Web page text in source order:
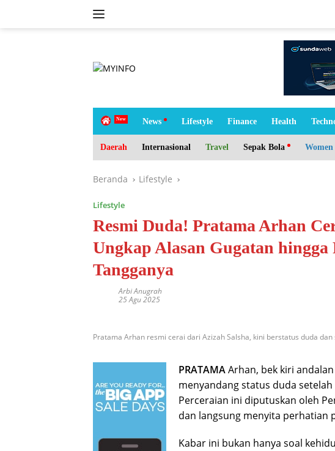
H
e
News Lifestyle Finance Health
Daerah Internasional Travel Sepak Bola Women
Beranda Lifestyle
Lifestyle
Resmi Duda! Pratama Arhan
Ungkap Alasan Gugatan
Tangganya
Arbi Anugrah
25 Agu 2025
Pratama Arhan resmi cerai dari Azizah Salsha, kini berstatus duda
PRATAMAArhan, bek kiri
menyandang status duda setelah
Perceraian ini diputuskan oleh
dan langsung menyita perhatian
Kabar ini bukan hanya soal